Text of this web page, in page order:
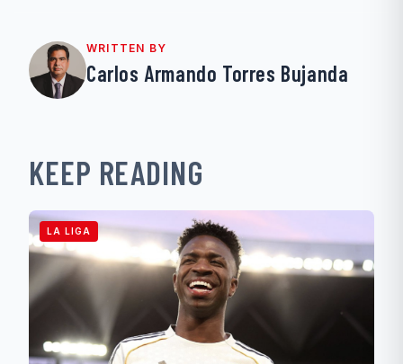
WRITTEN BY
Carlos Armando Torres Bujanda
KEEP READING
LA LIGA